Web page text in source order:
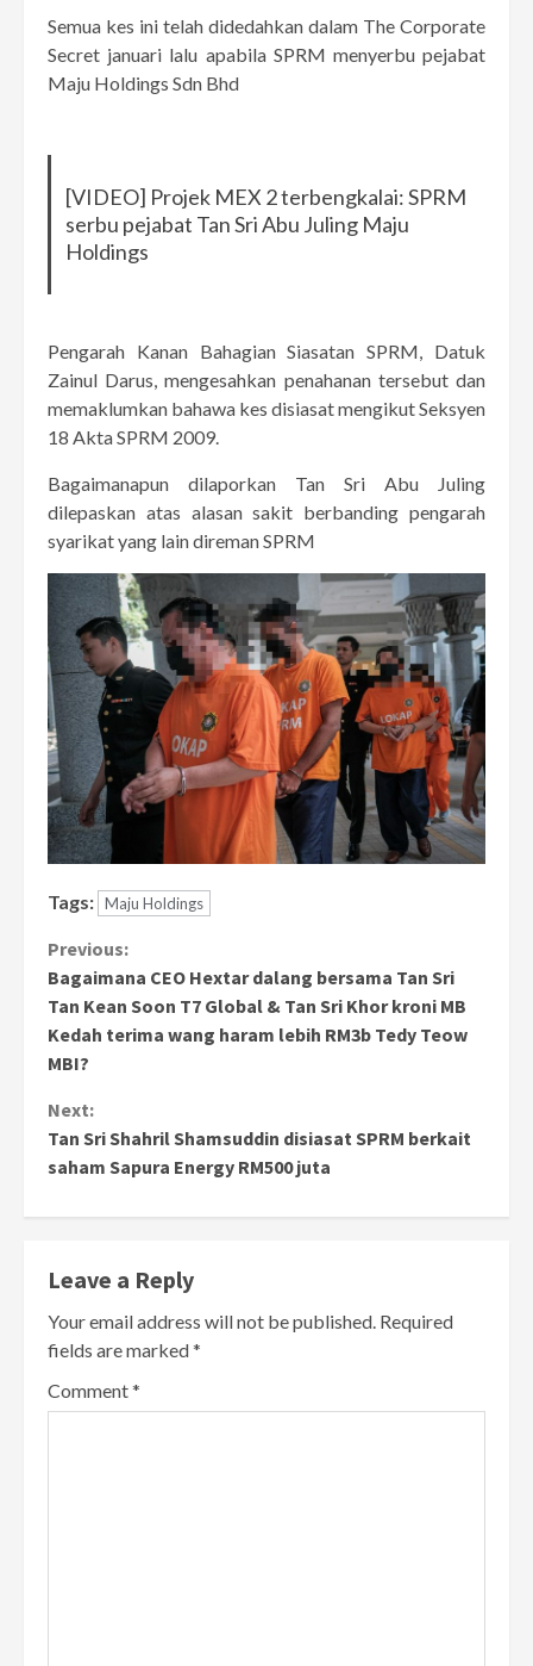
Semua kes ini telah didedahkan dalam The Corporate
Secret januari lalu apabila SPRM menyerbu pejabat
Maju Holdings Sdn Bhd
[VIDEO] Projek MEX 2 terbengkalai: SPRM
serbu pejabat Tan Sri Abu Juling Maju
Holdings
Pengarah Kanan Bahagian Siasatan SPRM, Datuk
Zainul Darus, mengesahkan penahanan tersebut dan
memaklumkan bahawa kes disiasat mengikut Seksyen
18 Akta SPRM 2009.
Bagaimanapun dilaporkan Tan Sri Abu Juling
dilepaskan atas alasan sakit berbanding pengarah
syarikat yang lain direman SPRM
Tags: Maju Holdings
Continue
Reading
Previous:
Bagaimana CEO Hextar dalang bersama Tan Sri
Tan Kean Soon T7 Global & Tan Sri Khor kroni MB
Kedah terima wang haram lebih RM3b Tedy Teow
MBI?
Next:
Tan Sri Shahril Shamsuddin disiasat SPRM berkait
saham Sapura Energy RM500 juta
Leave a Reply
Your email address will not be published. Required
fields are marked*
Comment*